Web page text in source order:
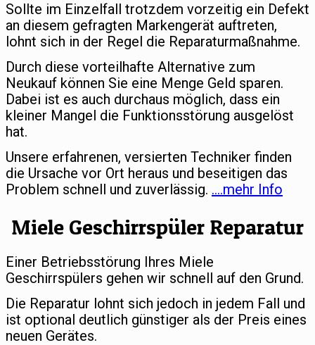
Sollte im Einzelfall trotzdem vorzeitig ein Defekt
an diesem gefragten Markengerät auftreten,
lohnt sich in der Regel die Reparaturmaßnahme.
Durch diese vorteilhafte Alternative zum
Neukauf können Sie eine Menge Geld sparen.
Dabei ist es auch durchaus möglich, dass ein
kleiner Mangel die Funktionsstörung ausgelöst
hat.
Unsere erfahrenen, versierten Techniker finden
die Ursache vor Ort heraus und beseitigen das
Problem schnell und zuverlässig. ….mehr Info
Miele Geschirrspüler Reparatur
Einer Betriebsstörung Ihres Miele
Geschirrspülers gehen wir schnell auf den Grund.
Die Reparatur lohnt sich jedoch in jedem Fall und
ist optional deutlich günstiger als der Preis eines
neuen Gerätes.